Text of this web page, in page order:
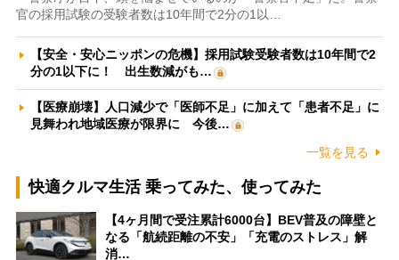
官の採用試験の受験者数は10年間で2分の1以…
【安全・安心ニッポンの危機】採用試験受験者数は10年間で2
分の1以下に！ 出生数減がも…
【医療崩壊】人口減少で「医師不足」に加えて「患者不足」に
見舞われ地域医療が限界に 今後…
一覧を見る
快適クルマ生活 乗ってみた、使ってみた
【4ヶ月間で受注累計6000台】BEV普及の障壁と
なる「航続距離の不安」「充電のストレス」解
消…